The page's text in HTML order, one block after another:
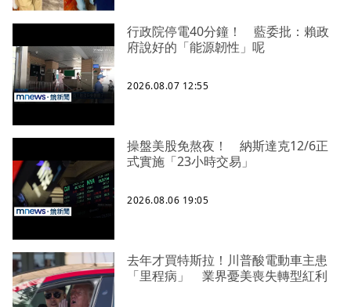
行政院停電40分鐘！ 藍委批：賴政
府說好的「能源韌性」呢
2026.08.07 12:55
操盤美股免熬夜！ 納斯達克12/6正
式實施「23小時交易」
2026.08.06 19:05
去年才買特斯拉！川普酸電動車主患
「里程病」 業界憂美喪失轉型紅利